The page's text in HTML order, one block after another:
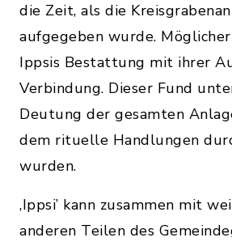
die Zeit, als die
aufgegeben wurde.
Ippsis Bestattung mit ihrer
Verbindung. Dieser Fund
Deutung der gesamten
dem rituelle Handlungen
wurden.
‚Ippsi’ kann zusammen mit
anderen Teilen des